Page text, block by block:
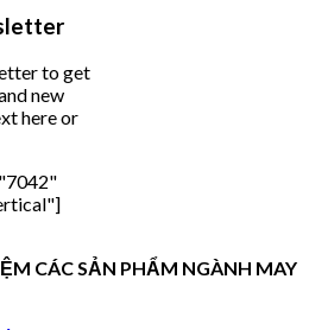
to get
new
here or
CÁC SẢN PHẨM NGÀNH MAY